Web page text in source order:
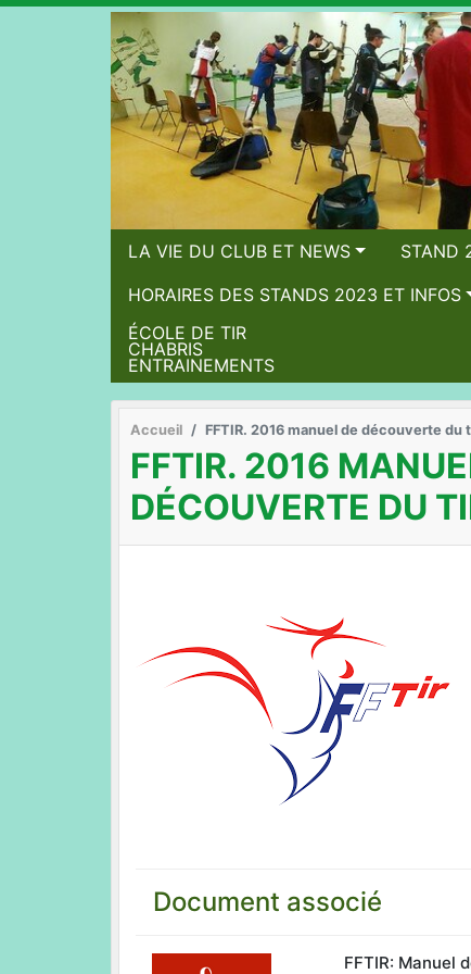
LA VIE DU CLUB ET NEWS STAND
HORAIRES DES STANDS 2023 ET INFOS
ÉCOLE DE TIR
CHABRIS
ENTRAINEMENTS
Accueil FFTIR. 2016 manuel de découverte du
FFTIR. 2016
DÉCOUVERTE DU
Document associé
FFTIR: Manuel